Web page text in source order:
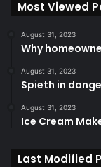
Most Viewed
August 31, 2023
Why
August 31, 2023
Spieth in
August 31, 2023
Ice Cream
Last Modified